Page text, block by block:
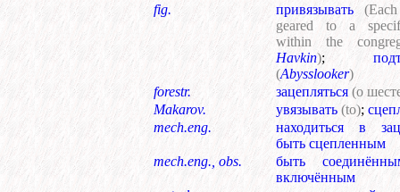
fig.
привязывать
geared to a
within the
Havkin);
(Abysslooker)
forestr.
зацепляться (о
Makarov.
увязывать (to);
mech.eng.
находиться в
быть сцепленным
mech.eng., obs.
быть
включённым